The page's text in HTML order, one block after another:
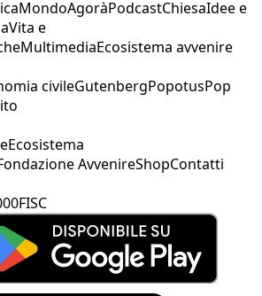
MondoAgoràPodcastChiesaIdee e
Vita e
MultimediaEcosistema avvenire
civileGutenbergPopotusPop
Ecosistema
AvvenireShopContatti
FISC